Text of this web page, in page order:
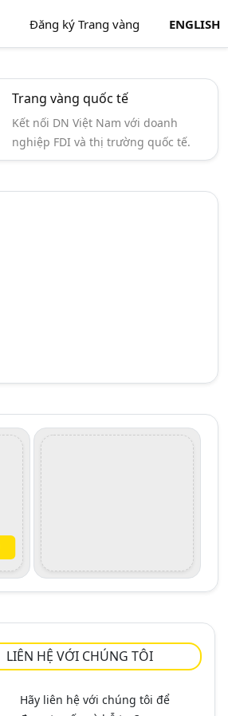
Đăng ký Trang vàng ENGLISH
Trang vàng quốc tế
Kết nối DN Việt Nam với doanh
nghiệp FDI và thị trường quốc tế.
LIÊN HỆ VỚI CHÚNG TÔI
Hãy liên hệ với chúng tôi để